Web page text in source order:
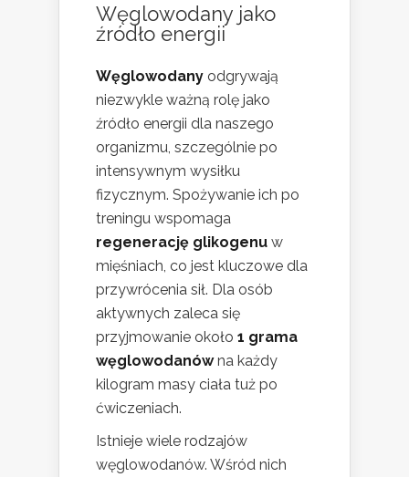
Węglowodany jako
źródło energii
Węglowodany odgrywają
niezwykle ważną rolę jako
źródło energii dla naszego
organizmu, szczególnie po
intensywnym wysiłku
fizycznym. Spożywanie ich po
treningu wspomaga
regenerację glikogenu w
mięśniach, co jest kluczowe dla
przywrócenia sił. Dla osób
aktywnych zaleca się
przyjmowanie około 1 grama
węglowodanówna każdy
kilogram masy ciała tuż po
ćwiczeniach.
Istnieje wiele rodzajów
węglowodanów. Wśród nich